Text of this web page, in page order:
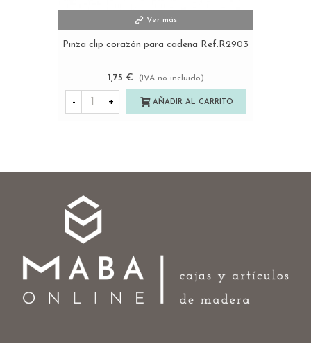
Ver más
Pinza clip corazón para cadena Ref.R2903
1,75 € (IVA no incluido)
- + AÑADIR AL CARRITO